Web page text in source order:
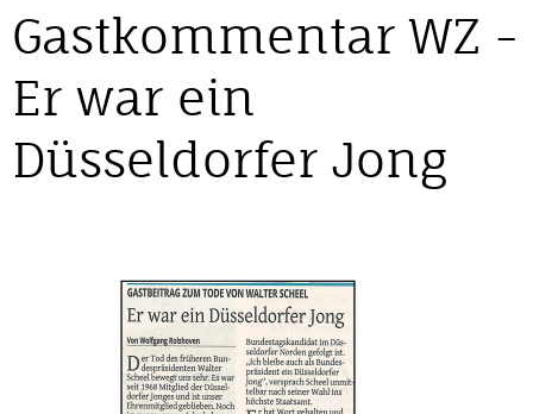
Gastkommentar WZ -
Er war ein
Düsseldorfer Jong